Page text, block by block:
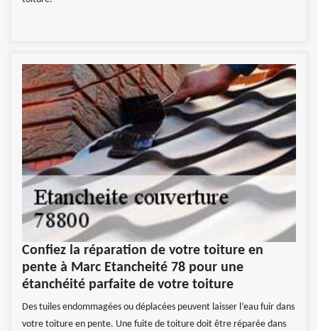
Confiez la réparation de votre toiture en
pente à Marc Etancheité 78 pour une
étanchéité parfaite de votre toiture
Des tuiles endommagées ou déplacées peuvent laisser l’eau fuir dans
votre toiture en pente. Une fuite de toiture doit être réparée dans